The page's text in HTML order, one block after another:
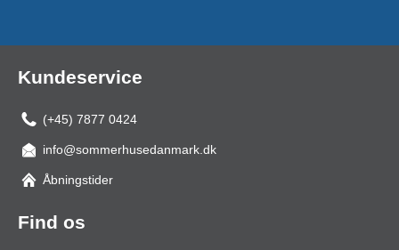
Kundeservice
(+45) 7877 0424
info@sommerhusedanmark.dk
Åbningstider
Find os